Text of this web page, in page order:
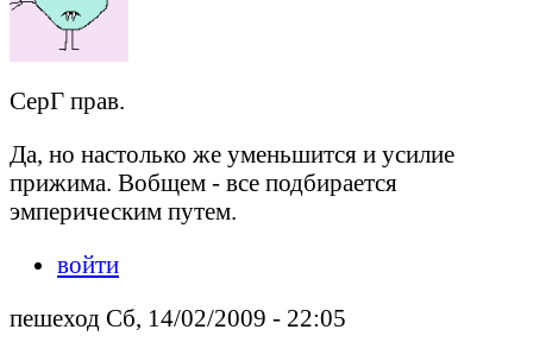
СерГ прав.
Да, но настолько же уменьшится и усилие
прижима. Вобщем - все подбирается
эмперическим путем.
войти
пешеход Сб, 14/02/2009 - 22:05